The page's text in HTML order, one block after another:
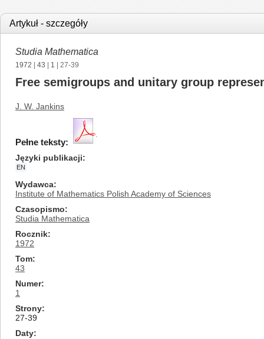
Artykuł - szczegóły
Studia Mathematica
1972 43 1 | 27-39
Free semigroups and unitary group
J. W. Jankins
Pełne teksty:
Języki publikacji
EN
Wydawca
Institute of Mathematics Polish Academy of Sciences
Czasopismo
Studia Mathematica
Rocznik
1972
Tom
43
Numer
1
Strony
27-39
Daty